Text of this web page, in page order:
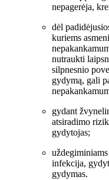
nepagerėja,
dėl
kuriems
nutraukti
silpnesnio
gydymą, gali
gydant
atsiradimo
gydytojas;
infekcija,
gydymas.